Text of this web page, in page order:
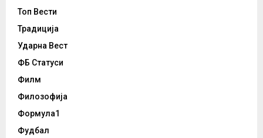
Топ Вести
Традиција
Ударна Вест
ФБ Статуси
Филм
Филозофија
Формула1
Фудбал